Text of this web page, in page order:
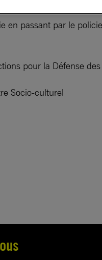
en passant par le
pour la Défense
Socio-culturel